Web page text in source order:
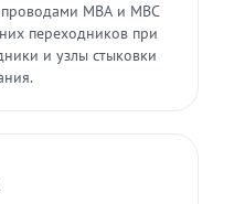
МВА и МВС
переходников при
и узлы стыковки